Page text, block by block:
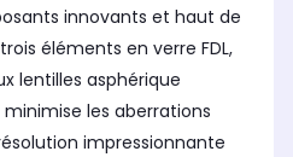
innovants et haut de
éléments en verre FDL,
lentilles asphérique
les aberrations
impressionnante